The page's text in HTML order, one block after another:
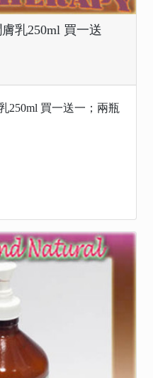
乳250ml 買一送
250ml 買一送一；兩瓶